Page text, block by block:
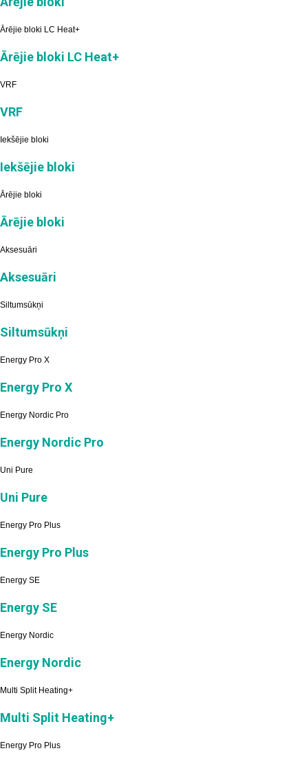
Ārējie bloki LC Heat+
Ārējie bloki LC Heat+
VRF
VRF
Iekšējie bloki
Iekšējie bloki
Ārējie bloki
Ārējie bloki
Aksesuāri
Aksesuāri
Siltumsūkņi
Siltumsūkņi
Energy Pro X
Energy Pro X
Energy Nordic Pro
Energy Nordic Pro
Uni Pure
Uni Pure
Energy Pro Plus
Energy Pro Plus
Energy SE
Energy SE
Energy Nordic
Energy Nordic
Multi Split Heating+
Multi Split Heating+
Energy Pro Plus